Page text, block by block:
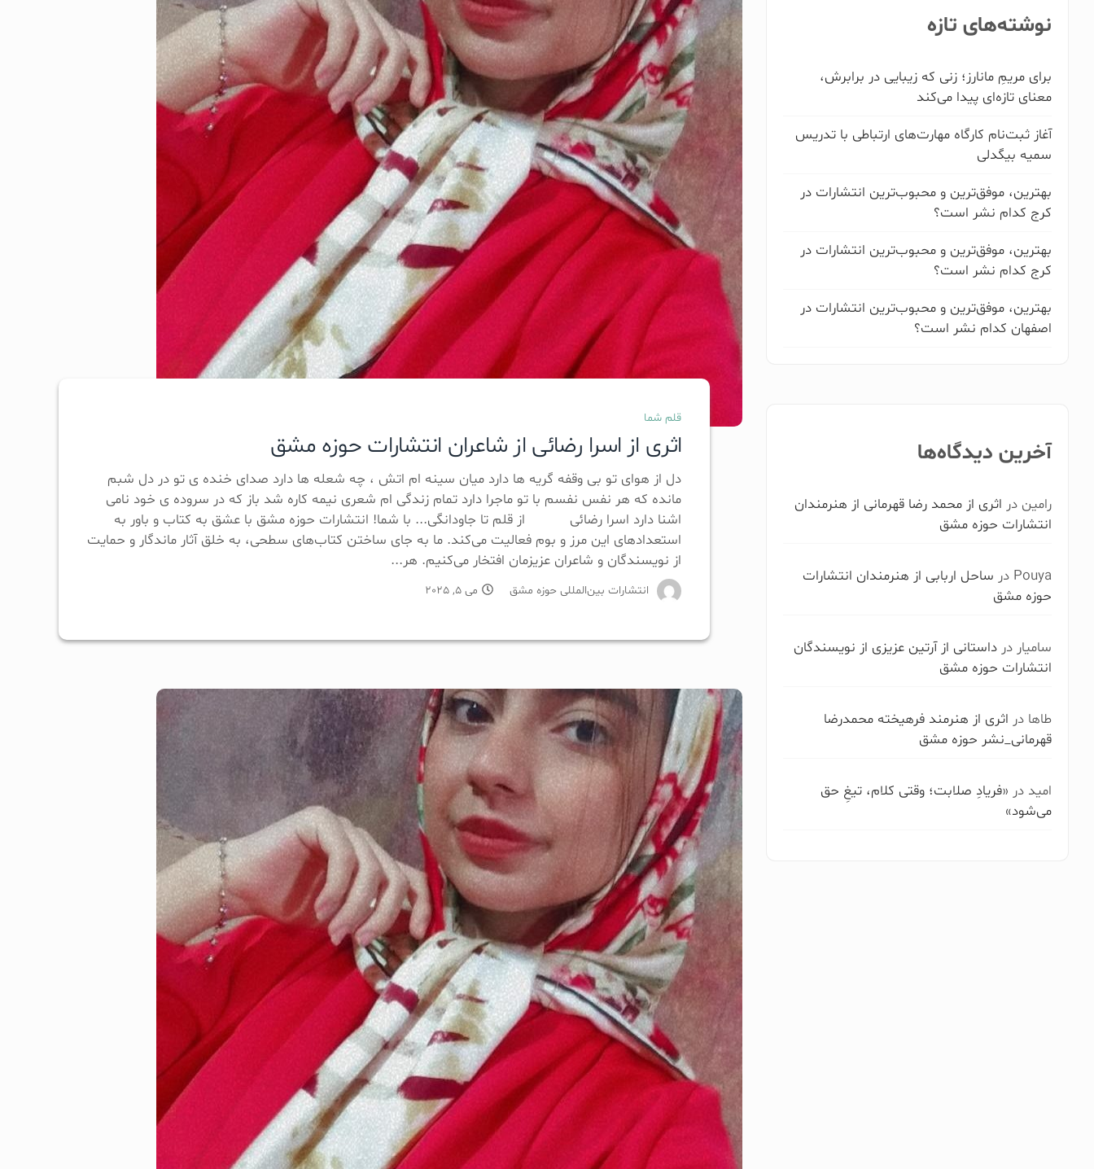
قلم شما
اثری از اسرا رضائی از شاعران انتشارات حوزه مشق
دل از هوای تو بی وقفه گریه ها دارد میان سینه ام اتش ، چه شعله ها دارد صدای خنده ی تو در دل شبم
مانده که هر نفس نفسم با تو ماجرا دارد تمام زندگی ام شعری نیمه کاره شد باز که در سروده ی خود نامی
اشنا دارد اسرا رضائی از قلم تا جاودانگی... با شما! انتشارات حوزه مشق با عشق به کتاب و باور به
استعدادهای این مرز و بوم فعالیت می‌کند. ما به جای ساختن کتاب‌های سطحی، به خلق آثار ماندگار و حمایت
از نویسندگان و شاعران عزیزمان افتخار می‌کنیم. هر...
انتشارات بین‌المللی حوزه مشق می 5, 2025
نوشته‌های تازه
برای مریمِ مانارز؛ زنی که زیبایی در برابرش،
معنای تازه‌ای پیدا می‌کند
آغاز ثبت‌نام کارگاه مهارت‌های ارتباطی با تدریس
سمیه بیگدلی
بهترین، موفق‌ترین و محبوب‌ترین انتشارات در
کرج کدام نشر است؟
بهترین، موفق‌ترین و محبوب‌ترین انتشارات در
کرج کدام نشر است؟
بهترین، موفق‌ترین و محبوب‌ترین انتشارات در
اصفهان کدام نشر است؟
آخرین دیدگاه‌ها
رامین در اثری از محمد رضا قهرمانی از هنرمندان
انتشارات حوزه مشق
Pouya در ساحل اربابی از هنرمندان انتشارات
حوزه مشق
سامیار در داستانی از آرتین عزیزی از نویسندگان
انتشارات حوزه مشق
طاها در اثری از هنرمند فرهیخته محمدرضا
قهرمانی_نشر حوزه مشق
امید در «فریادِ صلابت؛ وقتی کلام، تیغِ حق
می‌شود»